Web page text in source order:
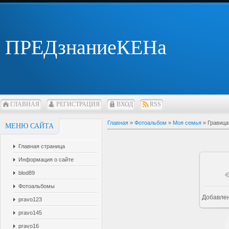
ПРЕДзнаниеКЕНа
ГЛАВНАЯ РЕГИСТРАЦИЯ ВХОД RSS
МЕНЮ САЙТА
Главная страница
Информация о сайте
blod89
Фотоальбомы
pravo123
pravo145
pravo16
Главная » Фотоальбом » Моя семья »